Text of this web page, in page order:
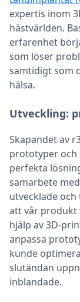
expertis inom
hästvärlden.
erfarenhet
som löser
samtidigt som
hälsa.
Utveckling:
Skapandet av
prototyper
perfekta
samarbete
utvecklade
att vår produkt
hjälp av 3D-
anpassa
kunde
slutändan
inblandade.